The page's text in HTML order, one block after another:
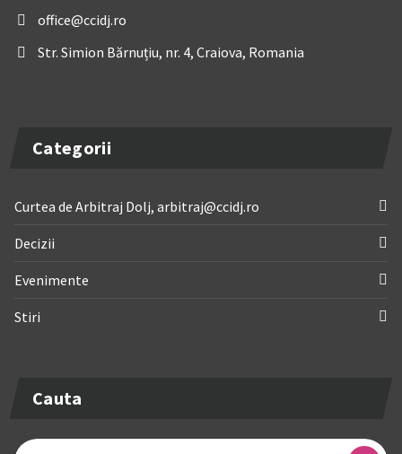
office@ccidj.ro
Str. Simion Bărnuțiu, nr. 4, Craiova, Romania
Categorii
Curtea de Arbitraj Dolj, arbitraj@ccidj.ro
Decizii
Evenimente
Stiri
Cauta
Caută